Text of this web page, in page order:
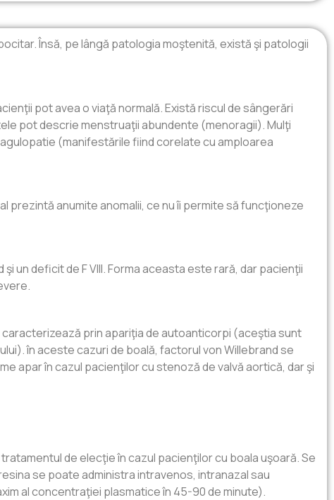
Însă, pe lângă patologia moştenită, există şi patologii
pot avea o viaţă normală. Există riscul de sângerări
pot descrie menstruaţii abundente (menoragii). Mulţi
(manifestările fiind corelate cu amploarea
anumite anomalii, ce nu îi permite să funcţioneze
un deficit de F VIII. Forma aceasta este rară, dar pacienţii
prin apariţia de autoanticorpi (aceştia sunt
în aceste cazuri de boală, factorul von Willebrand se
apar în cazul pacienţilor cu stenoză de valvă aortică, dar şi
de elecţie în cazul pacienţilor cu boala uşoară. Se
se poate administra intravenos, intranazal sau
al concentraţiei plasmatice în 45-90 de minute).